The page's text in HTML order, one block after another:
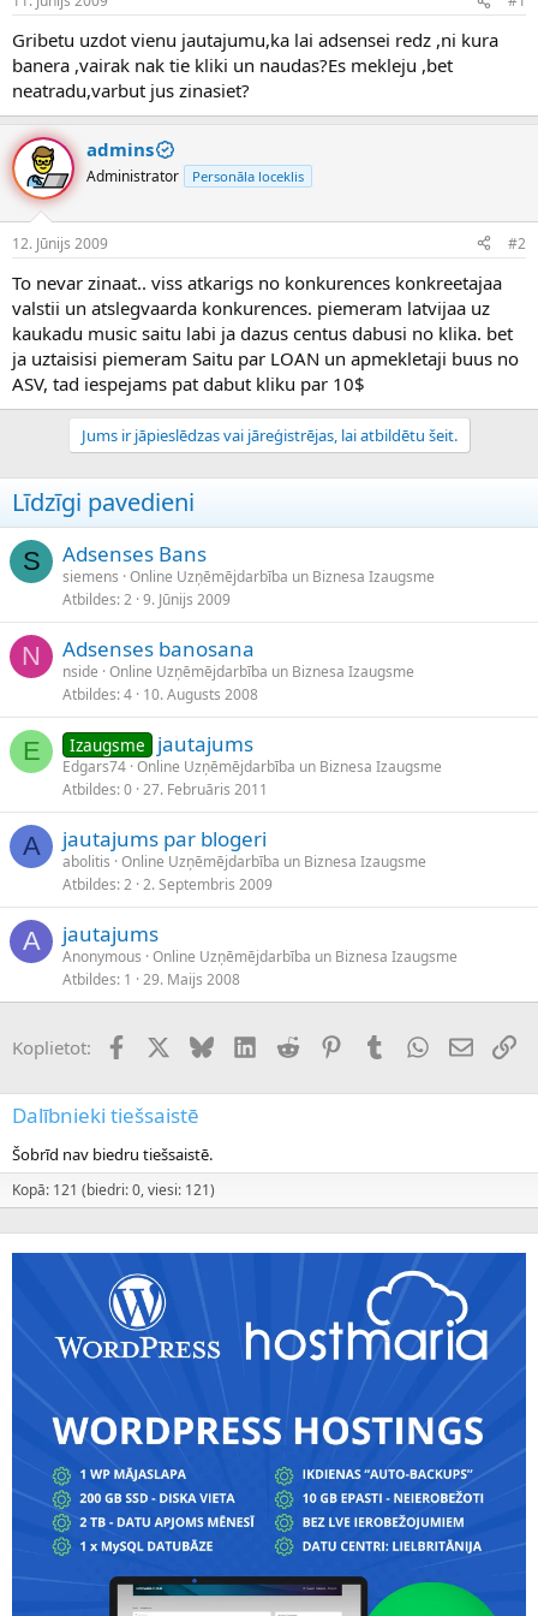
n
a
u
z
s
ā
c
ē
j
s
a
t
u
m
s
Gribetu uzdot vienu jautajumu,ka lai adsensei redz ,ni kura
banera ,vairak nak tie kliki un naudas?Es mekleju ,bet
neatradu,varbut jus zinasiet?
admins
Administrator Personāla loceklis
12. Jūnijs 2009 #2
To nevar zinaat.. viss atkarigs no konkurences konkreetajaa
valstii un atslegvaarda konkurences. piemeram latvijaa uz
kaukadu music saitu labi ja dazus centus dabusi no klika. bet
ja uztaisisi piemeram Saitu par LOAN un apmekletaji buus no
ASV, tad iespejams pat dabut kliku par 10$
Jums ir jāpieslēdzas vai jāreģistrējas, lai atbildētu šeit.
Līdzīgi pavedieni
S Adsenses Bans
siemens Online Uzņēmējdarbība un Biznesa Izaugsme
Atbildes 2 9. Jūnijs 2009
N Adsenses banosana
nside Online Uzņēmējdarbība un Biznesa Izaugsme
Atbildes 4 10. Augusts 2008
E Izaugsme jautajums
Edgars74 Online Uzņēmējdarbība un Biznesa Izaugsme
Atbildes 0 27. Februāris 2011
A jautajums par blogeri
abolitis Online Uzņēmējdarbība un Biznesa Izaugsme
Atbildes 2 2. Septembris 2009
A jautajums
Anonymous Online Uzņēmējdarbība un Biznesa Izaugsme
Atbildes 1 29. Maijs 2008
Koplietot: FacebookX (Twitter)
BlueskyLinkedInReddit PinterestTumblrWhatsApp
E-pasts
Dalībnieki tiešsaistē
Šobrīd nav biedru tiešsaistē.
Kopā: 121 (biedri: 0, viesi: 121)